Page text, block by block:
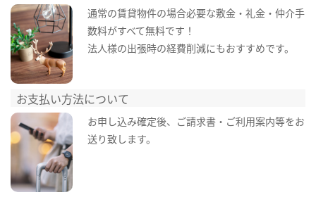
通常の賃貸物件の場合必要な敷金・礼金・仲介手
数料がすべて無料です！
法人様の出張時の経費削減にもおすすめです。
お支払い方法について
お申し込み確定後、ご請求書・ご利用案内等をお
送り致します。